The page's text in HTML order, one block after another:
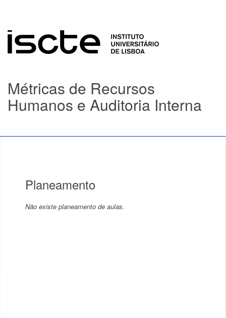
Métricas de Recursos
Humanos e Auditoria Interna
Planeamento
Não existe planeamento de aulas.